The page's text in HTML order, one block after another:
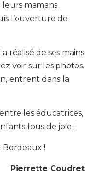
mamans.
l’ouverture de
réalisé de ses mains
voir sur les photos.
entrent dans la
les éducatrices,
fous de joie !
Bordeaux !
Pierrette Coudret